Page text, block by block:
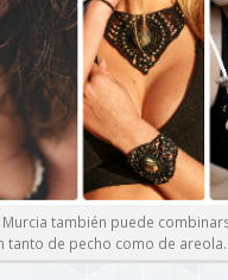
también puede
tanto de pecho como de areola.